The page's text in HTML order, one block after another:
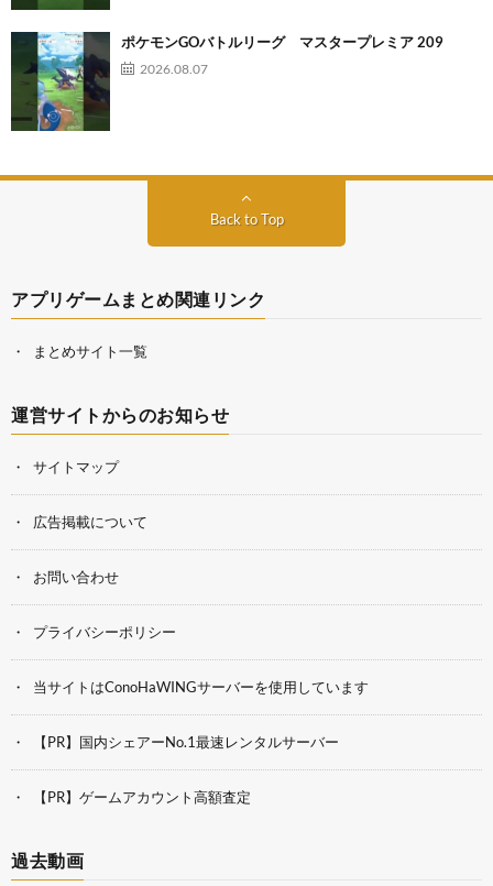
ポケモンGOバトルリーグ マスタープレミア 209
2026.08.07
Back to Top
アプリゲームまとめ関連リンク
まとめサイト一覧
運営サイトからのお知らせ
サイトマップ
広告掲載について
お問い合わせ
プライバシーポリシー
当サイトはConoHaWINGサーバーを使用しています
【PR】国内シェアーNo.1最速レンタルサーバー
【PR】ゲームアカウント高額査定
過去動画